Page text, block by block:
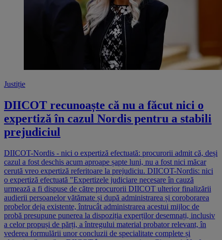
Justiție
DIICOT recunoaște că nu a făcut nici o
expertiză în cazul Nordis pentru a stabili
prejudiciul
DIICOT-Nordis - nici o expertiză efectuată: procurorii admit că, deși
cazul a fost deschis acum aproape șapte luni, nu a fost nici măcar
cerută vreo expertiză referitoare la prejudiciu. DIICOT-Nordis: nici
o expertiză efectuată "Expertizele judiciare necesare în cauză
urmează a fi dispuse de către procurorii DIICOT ulterior finalizării
audierii persoanelor vătămate și după administrarea și coroborarea
probelor deja existente, întrucât administrarea acestui mijloc de
probă presupune punerea la dispoziția experților desemnați, inclusiv
a celor propuși de părți, a întregului material probator relevant, în
vederea formulării unor concluzii de specialitate complete și